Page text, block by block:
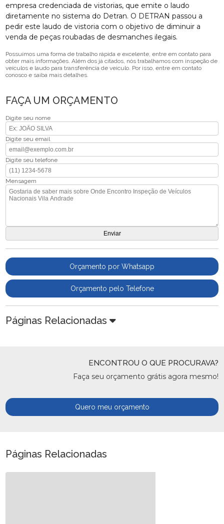
empresa credenciada de vistorias, que emite o laudo
diretamente no sistema do Detran. O DETRAN passou a
pedir este laudo de vistoria com o objetivo de diminuir a
venda de peças roubadas de desmanches ilegais.
Possuímos uma forma de trabalho rápida e excelente, entre em contato para
obter mais informações. Além dos já citados, nós trabalhamos com inspeção de
veículos e laudo para transferência de veiculo. Por isso, entre em contato
conosco e saiba mais detalhes.
FAÇA UM ORÇAMENTO
Digite seu nome
Digite seu email
Digite seu telefone
Mensagem
Orçamento por Whatsapp
Orçamento pelo Telefone
Páginas Relacionadas
ENCONTROU O QUE PROCURAVA?
Faça seu orçamento grátis agora mesmo!
Quero meu orçamento
Páginas Relacionadas